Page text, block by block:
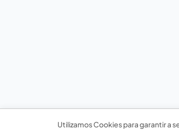
Utilizamos Cookies para garantir a